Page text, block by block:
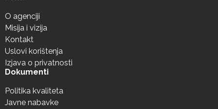
O agenciji
Misija i vizija
Kontakt
Uslovi korištenja
Izjava o privatnosti
Dokumenti
Politika kvaliteta
Javne nabavke